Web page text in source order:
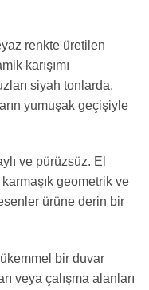
renkte üretilen
karışımı
siyah tonlarda,
yumuşak geçişiyle
ve pürüzsüz. El
geometrik ve
ürüne derin bir
bir duvar
veya çalışma alanları